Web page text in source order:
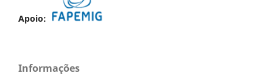
Apoio:
Informações